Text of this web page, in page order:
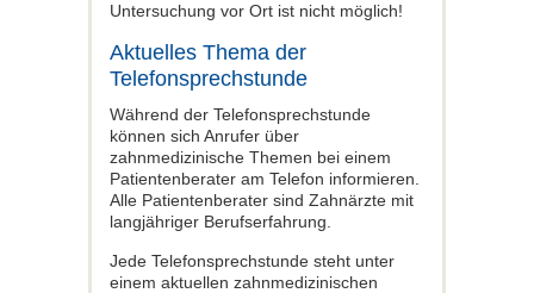
Untersuchung vor Ort ist nicht möglich!
Aktuelles Thema der
Telefonsprechstunde
Während der Telefonsprechstunde
können sich Anrufer über
zahnmedizinische Themen bei einem
Patientenberater am Telefon informieren.
Alle Patientenberater sind Zahnärzte mit
langjähriger Berufserfahrung.
Jede Telefonsprechstunde steht unter
einem aktuellen zahnmedizinischen